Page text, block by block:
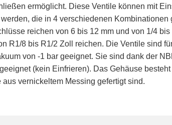
ermöglicht. Diese Ventile können mit
die in 4 verschiedenen Kombinationen
reichen von 6 bis 12 mm und von 1/4
R1/8 bis R1/2 Zoll reichen. Die Ventile sind
von -1 bar geeignet. Sie sind dank der
(kein Einfrieren). Das Gehäuse
vernickeltem Messing gefertigt sind.